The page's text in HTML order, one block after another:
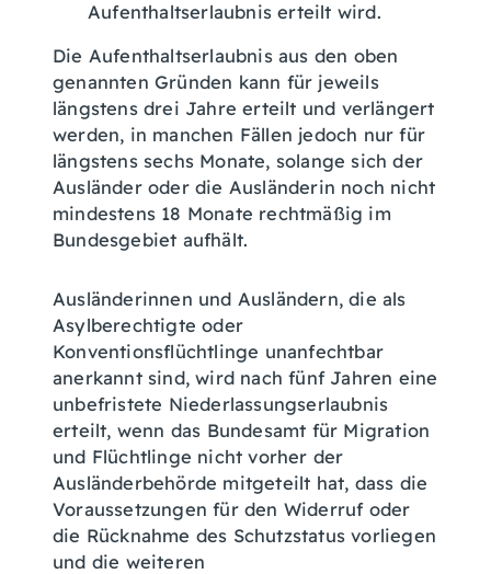
Aufenthaltserlaubnis erteilt wird.
Die Aufenthaltserlaubnis aus den oben
genannten Gründen kann für jeweils
längstens drei Jahre erteilt und verlängert
werden, in manchen Fällen jedoch nur für
längstens sechs Monate, solange sich der
Ausländer oder die Ausländerin noch nicht
mindestens 18 Monate rechtmäßig im
Bundesgebiet aufhält.
Ausländerinnen und Ausländern, die als
Asylberechtigte oder
Konventionsflüchtlinge unanfechtbar
anerkannt sind, wird nach fünf Jahren eine
unbefristete Niederlassungserlaubnis
erteilt, wenn das Bundesamt für Migration
und Flüchtlinge nicht vorher der
Ausländerbehörde mitgeteilt hat, dass die
Voraussetzungen für den Widerruf oder
die Rücknahme des Schutzstatus vorliegen
und die weiteren